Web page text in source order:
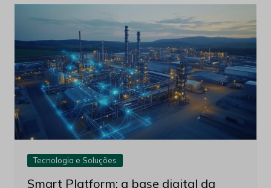
Tecnologia e Soluções
Smart Platform: a base digital da